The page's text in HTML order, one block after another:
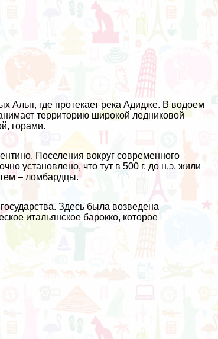
Альп, где протекает река Адидже. В водоем
территорию широкой ледниковой
горами.
Поселения вокруг современного
установлено, что тут в 500 г. до н.э. жили
– ломбардцы.
Здесь была возведена
итальянское барокко, которое